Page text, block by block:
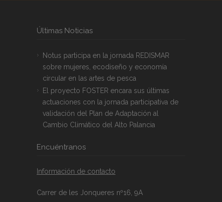
Últimas Noticias
Notus participa en la jornada REDISMAR
sobre mujeres, ecodiseño y economía
circular en las artes de pesca
El proyecto FOSTER encara sus últimas
actuaciones con la jornada participativa de
validación del Plan de Adaptación al
Cambio Climático del Alto Palancia
Encuéntranos
Información de contacto
Carrer de les Jonqueres nº16, 9A